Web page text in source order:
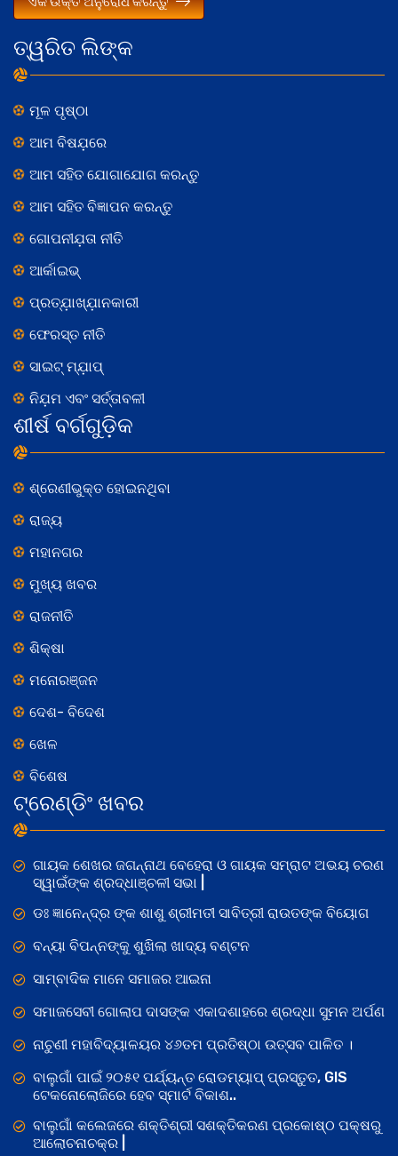
ତ୍ୱରିତ ଲିଙ୍କ
ମୂଳ ପୃଷ୍ଠା
ଆମ ବିଷଯ଼ରେ
ଆମ ସହିତ ଯୋଗାଯୋଗ କରନ୍ତୁ
ଆମ ସହିତ ବିଜ୍ଞାପନ କରନ୍ତୁ
ଗୋପନୀଯ଼ତା ନୀତି
ଆର୍କାଇଭ୍
ପ୍ରତ୍ଯ଼ାଖ୍ଯ଼ାନକାରୀ
ଫେରସ୍ତ ନୀତି
ସାଇଟ୍ ମ୍ଯ଼ାପ୍
ନିଯ଼ମ ଏବଂ ସର୍ତ୍ତାବଳୀ
ଶୀର୍ଷ ବର୍ଗଗୁଡ଼ିକ
ଶ୍ରେଣୀଭୁକ୍ତ ହୋଇନଥିବା
ରାଜ୍ୟ
ମହାନଗର
ମୁଖ୍ୟ ଖବର
ରାଜନୀତି
ଶିକ୍ଷା
ମନୋରଞ୍ଜନ
ଦେଶ- ବିଦେଶ
ଖେଳ
ବିଶେଷ
ଟ୍ରେଣ୍ଡିଂ ଖବର
ଗାୟକ ଶେଖର ଜଗନ୍ନାଥ ବେହେରା ଓ ଗାୟକ ସମ୍ରାଟ ଅଭୟ ଚରଣ
ସ୍ୱାଇଁଙ୍କ ଶ୍ରଦ୍ଧାଞ୍ଚଳୀ ସଭା |
ଡଃ ଜ୍ଞାନେନ୍ଦ୍ର ଙ୍କ ଶାଶୁ ଶ୍ରୀମତୀ ସାବିତ୍ରୀ ରାଉତଙ୍କ ବିୟୋଗ
ବନ୍ୟା ବିପନ୍ନଙ୍କୁ ଶୁଖିଲା ଖାଦ୍ୟ ବଣ୍ଟନ
ସାମ୍ବାଦିକ ମାନେ ସମାଜର ଆଇନା
ସମାଜସେବୀ ଗୋଲାପ ଦାସଙ୍କ ଏକାଦଶାହରେ ଶ୍ରଦ୍ଧା ସୁମନ ଅର୍ପଣ
ନାଚୁଣୀ ମହାବିଦ୍ୟାଳୟର ୪୬ତମ ପ୍ରତିଷ୍ଠା ଉତ୍ସବ ପାଳିତ ।
ବାଲୁଗାଁ ପାଇଁ ୨୦୫୧ ପର୍ଯ୍ୟନ୍ତ ରୋଡମ୍ୟାପ୍ ପ୍ରସ୍ତୁତ, GIS
ଟେକନୋଲୋଜିରେ ହେବ ସ୍ମାର୍ଟ ବିକାଶ..
ବାଲୁଗାଁ କଲେଜରେ ଶକ୍ତିଶ୍ରୀ ସଶକ୍ତିକରଣ ପ୍ରକୋଷ୍ଠ ପକ୍ଷରୁ
ଆଲୋଚନାଚକ୍ର |